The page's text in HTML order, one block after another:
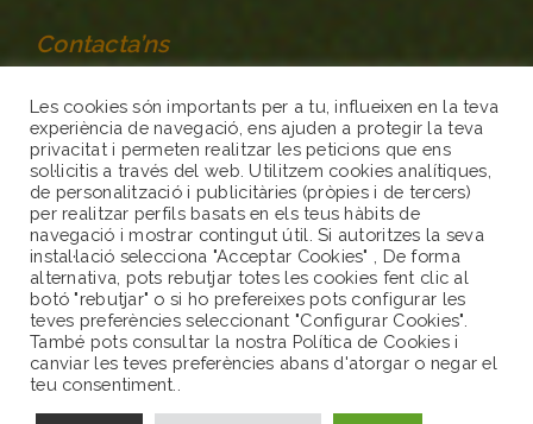
Contacta’ns
Carrer de Baix 7 17256 - Masos de Pals
646272969
info@servinatura.cat
Les cookies són importants per a tu, influeixen en la teva
experiència de navegació, ens ajuden a protegir la teva
privacitat i permeten realitzar les peticions que ens
sol·licitis a través del web. Utilitzem cookies analítiques,
de personalització i publicitàries (pròpies i de tercers)
per realitzar perfils basats en els teus hàbits de
navegació i mostrar contingut útil. Si autoritzes la seva
instal·lació selecciona "Acceptar Cookies" , De forma
alternativa, pots rebutjar totes les cookies fent clic al
botó "rebutjar" o si ho prefereixes pots configurar les
teves preferències seleccionant "Configurar Cookies".
També pots consultar la nostra Política de Cookies i
canviar les teves preferències abans d'atorgar o negar el
teu consentiment..